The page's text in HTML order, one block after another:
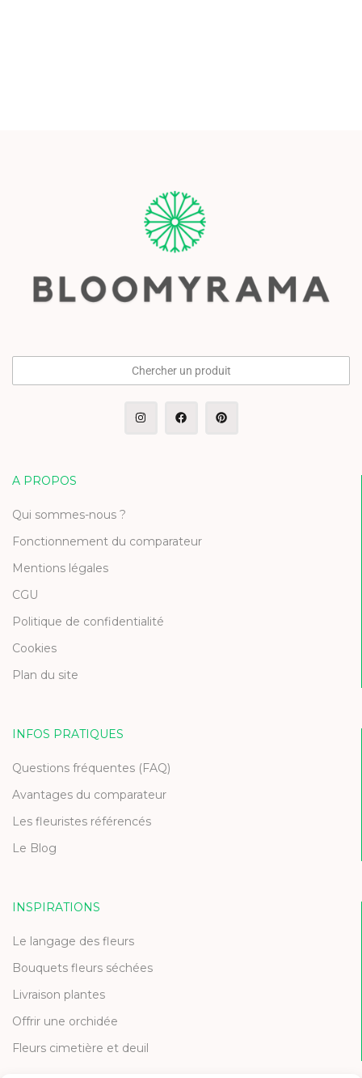
Chercher un produit
A PROPOS
Qui sommes-nous ?
Fonctionnement du comparateur
Mentions légales
CGU
Politique de confidentialité
Cookies
Plan du site
INFOS PRATIQUES
Questions fréquentes (FAQ)
Avantages du comparateur
Les fleuristes référencés
Le Blog
INSPIRATIONS
Le langage des fleurs
Bouquets fleurs séchées
Livraison plantes
Offrir une orchidée
Fleurs cimetière et deuil